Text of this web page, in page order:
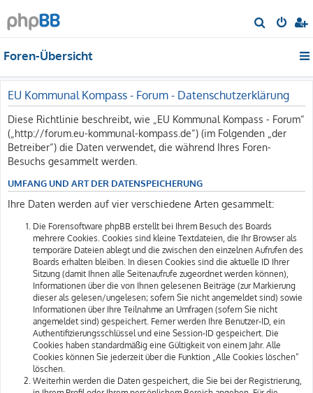
u
Foren-Übersicht
EU Kommunal Kompass - Forum - Datenschutzerklärung
Diese Richtlinie beschreibt, wie „EU Kommunal Kompass - Forum“
(„http://forum.eu-kommunal-kompass.de“) (im Folgenden „der
Betreiber“) die Daten verwendet, die während Ihres Foren-
Besuchs gesammelt werden.
UMFANG UND ART DER DATENSPEICHERUNG
Ihre Daten werden auf vier verschiedene Arten gesammelt:
Die Forensoftware phpBB erstellt bei Ihrem Besuch des Boards
mehrere Cookies. Cookies sind kleine Textdateien, die Ihr Browser als
temporäre Dateien ablegt und die zwischen den einzelnen Aufrufen des
Boards erhalten bleiben. In diesen Cookies sind die aktuelle ID Ihrer
Sitzung (damit Ihnen alle Seitenaufrufe zugeordnet werden können),
Informationen über die von Ihnen gelesenen Beiträge (zur Markierung
dieser als gelesen/ungelesen; sofern Sie nicht angemeldet sind) sowie
Informationen über Ihre Teilnahme an Umfragen (sofern Sie nicht
angemeldet sind) gespeichert. Ferner werden Ihre Benutzer-ID, ein
Authentifizierungsschlüssel und eine Session-ID gespeichert. Die
Cookies haben standardmäßig eine Gültigkeit von einem Jahr. Alle
Cookies können Sie jederzeit über die Funktion „Alle Cookies löschen“
löschen.
Weiterhin werden die Daten gespeichert, die Sie bei der Registrierung,